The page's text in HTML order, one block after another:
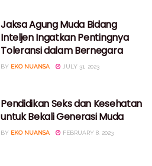
Jaksa Agung Muda Bidang
Inteljen Ingatkan Pentingnya
Toleransi dalam Bernegara
BY EKO NUANSA JULY 31, 2023
Pendidikan Seks dan Kesehatan
untuk Bekali Generasi Muda
BY EKO NUANSA FEBRUARY 8, 2023